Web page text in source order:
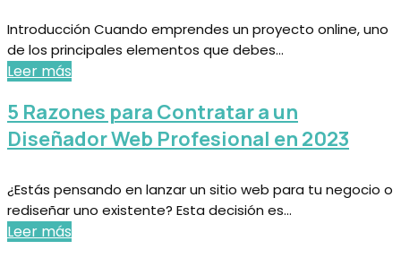
Introducción Cuando emprendes un proyecto online, uno
de los principales elementos que debes...
Leer más
5 Razones para Contratar a un
Diseñador Web Profesional en 2023
¿Estás pensando en lanzar un sitio web para tu negocio o
rediseñar uno existente? Esta decisión es...
Leer más